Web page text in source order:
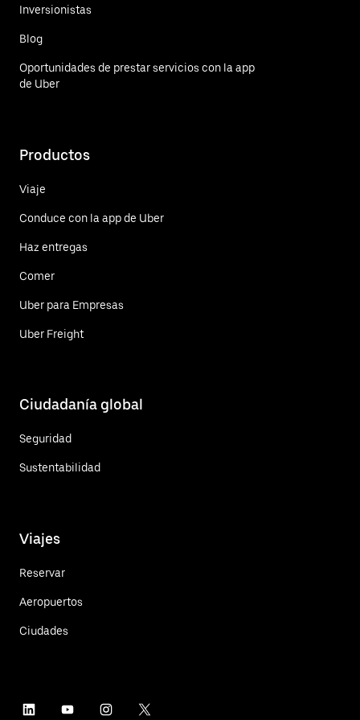
Inversionistas
Blog
Oportunidades de prestar servicios con la app
de Uber
Productos
Viaje
Conduce con la app de Uber
Haz entregas
Comer
Uber para Empresas
Uber Freight
Ciudadanía global
Seguridad
Sustentabilidad
Viajes
Reservar
Aeropuertos
Ciudades